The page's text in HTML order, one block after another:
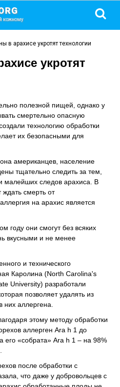
кожному
в арахисе укротят технологии
укротят
полезной пищей, однако у
смертельно опасную
технологию обработки
их безопасными для
американцев, население
тщательно следить за тем,
малейших следов арахиса. В
смерть от
на арахис является
году они смогут без всяких
вкусными и не менее
и технического
Каролина (North Carolina's
University) разработали
позволяет удалять из
аллергена.
этому методу обработки
аллерген Ara h 1 до
его «собрата» Ara h 1 – на 98%
после обработки с
что даже у добровольцев с